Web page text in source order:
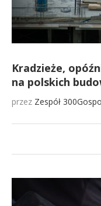
Kradzieże,
na polskich
przez Zespół